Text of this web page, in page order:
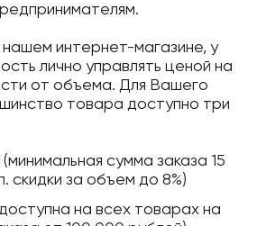
интернет-магазине, у
лично управлять ценой на
от объема. Для Вашего
товара доступно три
сумма заказа 15
скидки за объем до 8%)
на всех товарах на